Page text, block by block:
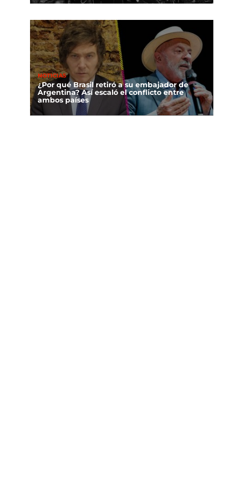
NOTICIAS
¿Por qué Brasil retiró a su embajador de
Argentina? Así escaló el conflicto entre
ambos países